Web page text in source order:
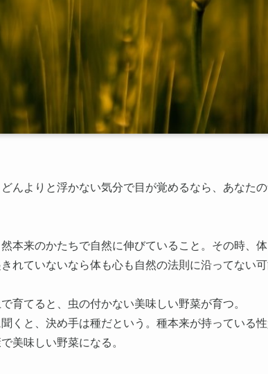
んよりと浮かない気分で目が覚めるなら、あなた
本来のかたちで自然に伸びていること。その時、
れていないなら体も心も自然の法則に沿ってない可
育てると、虫の付かない美味しい野菜が育つ。
くと、決め手は種だという。種本来が持っている
美味しい野菜になる。